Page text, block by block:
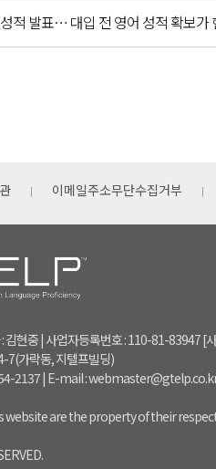
적 발표… 대입 전 영어 성적 확보가
이메일주소무단수집거부
김현중 | 사업자등록번호 : 110-81-83947
7(가락동, 지텔프빌딩)
2137 | E-mail :
website are the property of their